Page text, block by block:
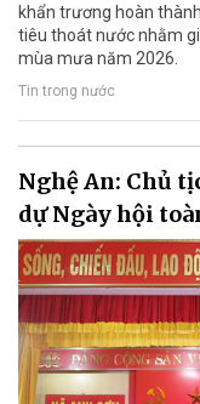
khẩn trương hoàn
tiêu thoát nước nhằm
mùa mưa năm 2026.
Tin trong nước
Nghệ An: Chủ
dự Ngày hội